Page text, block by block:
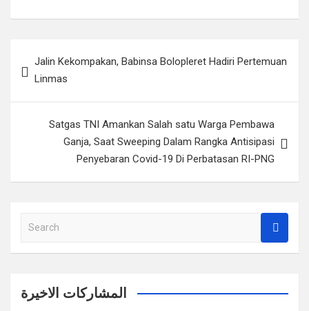
posJalin Kekompakan, Babinsa Bolopleret Hadiri Pertemuan
Linmas
Satgas TNI Amankan Salah satu Warga Pembawa
Ganja, Saat Sweeping Dalam Rangka Antisipasi
Penyebaran Covid-19 Di Perbatasan RI-PNG
a
c
المشاركات الاخيرة